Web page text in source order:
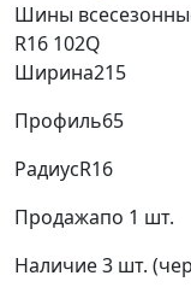
Шины
R16 102Q
Ширина215
Профиль65
РадиусR16
Продажапо 1 шт.
Наличие3 шт.